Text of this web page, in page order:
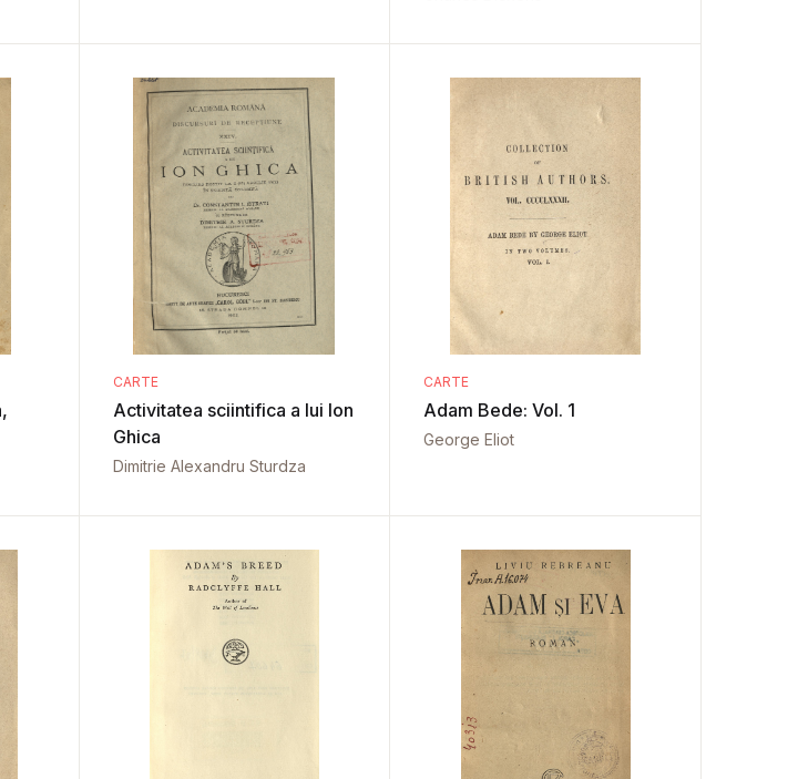
CARTE
Activitatea sciintifica a lui Ion
Ghica
Dimitrie Alexandru Sturdza
CARTE
Adam Bede: Vol. 1
George Eliot